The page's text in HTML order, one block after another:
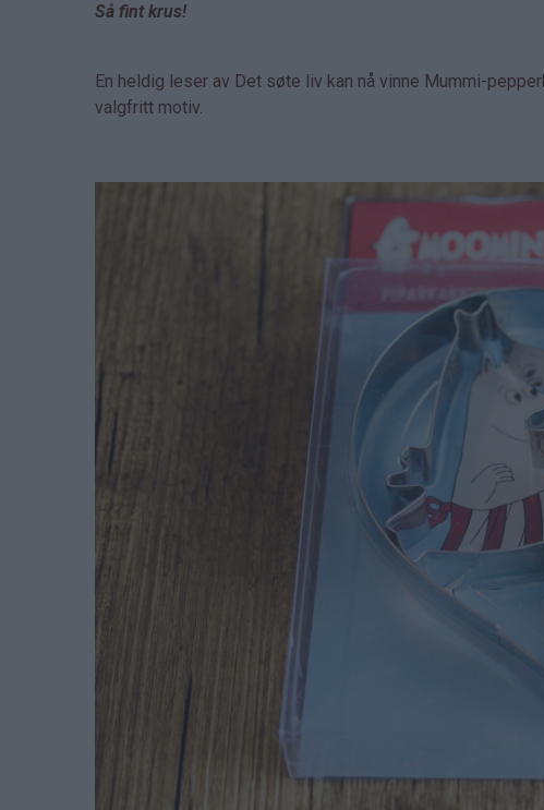
Så fint krus!
En heldig leser av Det søte liv kan nå vinne Mummi-
valgfritt motiv.